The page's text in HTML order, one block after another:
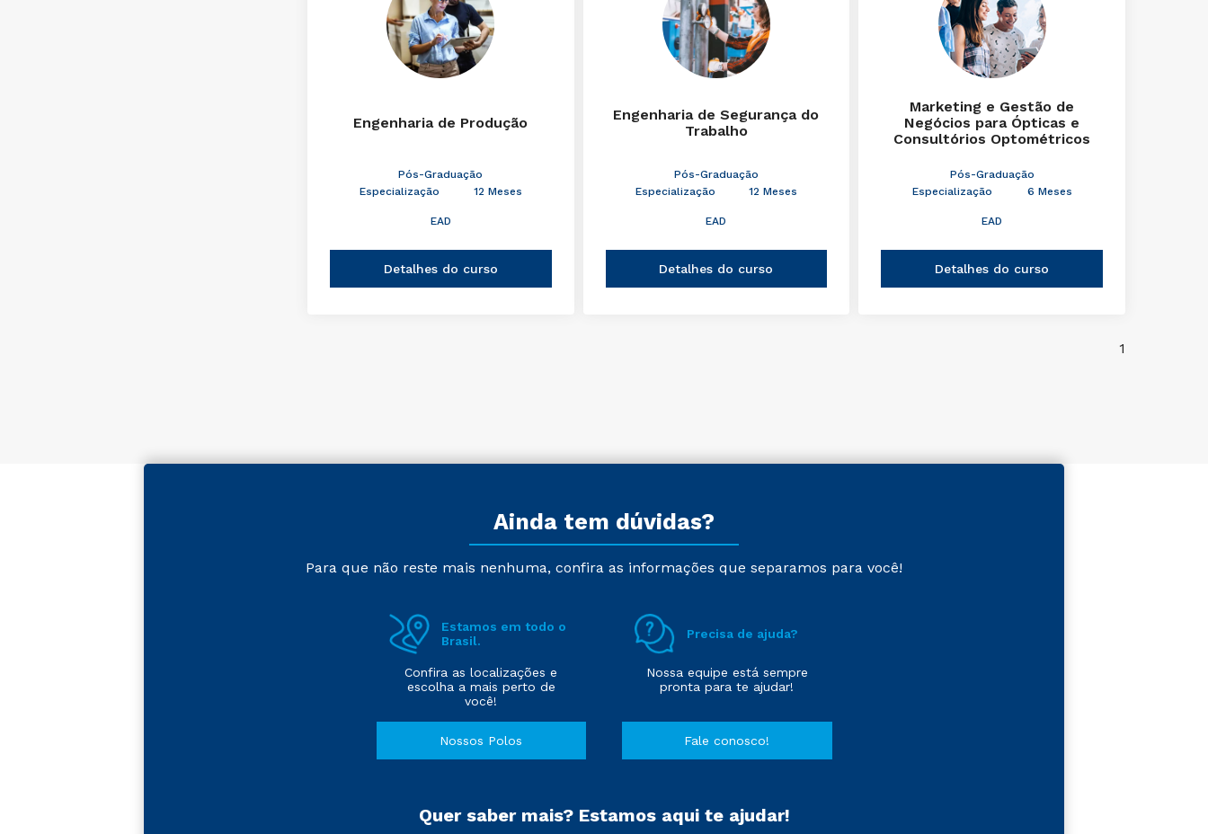
Engenharia de Produção
Pós-Graduação
Especialização
12 Meses
EAD
Detalhes do curso
Engenharia de Segurança do
Trabalho
Pós-Graduação
Especialização
12 Meses
EAD
Detalhes do curso
Marketing e Gestão de
Negócios para Ópticas e
Consultórios Optométricos
Pós-Graduação
Especialização
6 Meses
EAD
Detalhes do curso
1
Ainda tem dúvidas?
Para que não reste mais nenhuma, confira as informações que separamos para você!
Estamos em todo o
Brasil.
Confira as localizações e
escolha a mais perto de
você!
Nossos Polos
Precisa de ajuda?
Nossa equipe está sempre
pronta para te ajudar!
Fale conosco!
Quer saber mais? Estamos aqui te ajudar!